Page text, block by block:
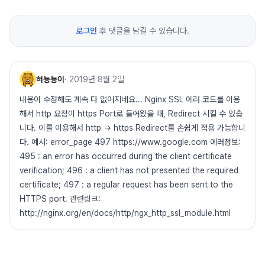
로그인 후 댓글을 남길 수 있습니다.
혀뇽뇽이 · 2019년 8월 2일
내용이 수정해도 계속 다 없어지네요... Nginx SSL 에러 코드를 이용
해서 http 요청이 https Port로 들어왔을 때, Redirect 시킬 수 있습
니다. 이를 이용해서 http -> https Redirect를 손쉽게 적용 가능합니
다. 예시: error_page 497 https://www.google.com 에러정보:
495 : an error has occurred during the client certificate
verification; 496 : a client has not presented the required
certificate; 497 : a regular request has been sent to the
HTTPS port. 관련링크:
http://nginx.org/en/docs/http/ngx_http_ssl_module.html